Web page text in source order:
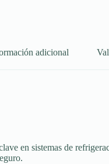
adicional
en sistemas de